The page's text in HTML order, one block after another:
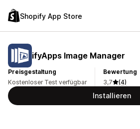
Shopify App Store
ifyApps Image Manager
Preisgestaltung
Kostenloser Test verfügbar
Bewertung
3,7
(4)
Installieren